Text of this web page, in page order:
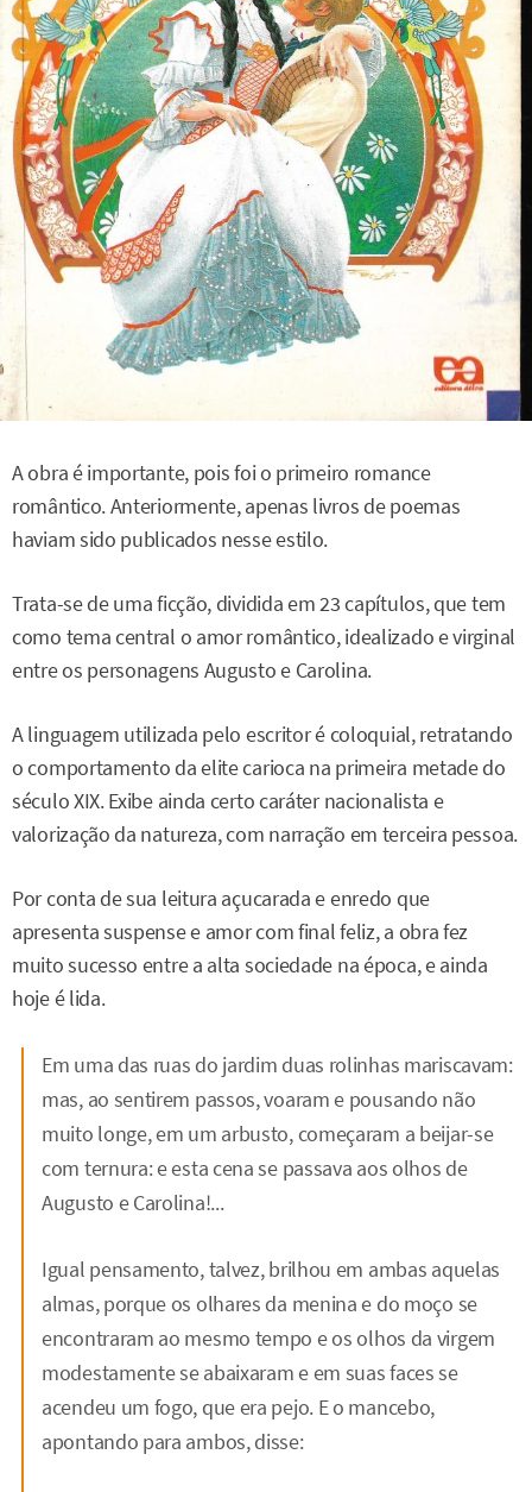
A obra é importante, pois foi o primeiro romance
romântico. Anteriormente, apenas livros de poemas
haviam sido publicados nesse estilo.
Trata-se de uma ficção, dividida em 23 capítulos, que tem
como tema central o amor romântico, idealizado e virginal
entre os personagens Augusto e Carolina.
A linguagem utilizada pelo escritor é coloquial, retratando
o comportamento da elite carioca na primeira metade do
século XIX. Exibe ainda certo caráter nacionalista e
valorização da natureza, com narração em terceira pessoa.
Por conta de sua leitura açucarada e enredo que
apresenta suspense e amor com final feliz, a obra fez
muito sucesso entre a alta sociedade na época, e ainda
hoje é lida.
Em uma das ruas do jardim duas rolinhas mariscavam:
mas, ao sentirem passos, voaram e pousando não
muito longe, em um arbusto, começaram a beijar-se
com ternura: e esta cena se passava aos olhos de
Augusto e Carolina!...
Igual pensamento, talvez, brilhou em ambas aquelas
almas, porque os olhares da menina e do moço se
encontraram ao mesmo tempo e os olhos da virgem
modestamente se abaixaram e em suas faces se
acendeu um fogo, que era pejo. E o mancebo,
apontando para ambos, disse: